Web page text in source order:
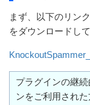
まず、以下のリン
をダウンロードし
プラグインの継
ンをご利用され